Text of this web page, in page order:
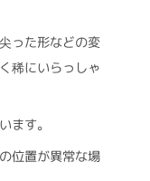
った形などの変
稀にいらっしゃ
ます。
位置が異常な場